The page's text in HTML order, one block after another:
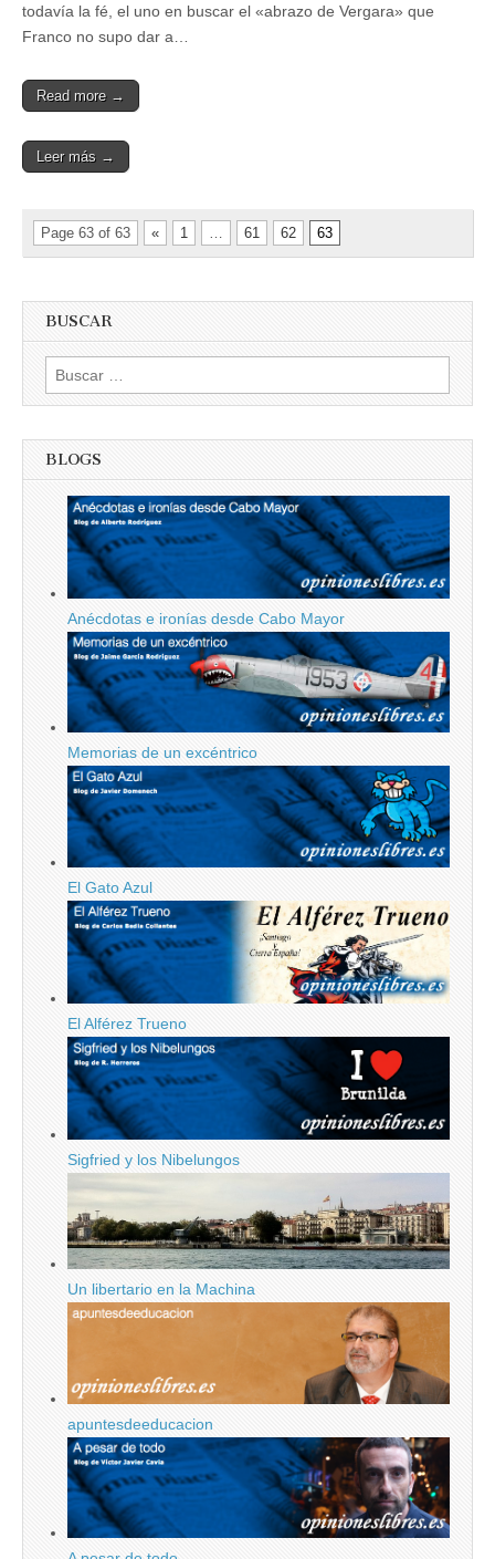
todavía la fé, el uno en buscar el «abrazo de Vergara» que
Franco no supo dar a…
Read more →
Leer más →
Page 63 of 63 « 1 61 62 63
BUSCAR
Buscar:
BLOGS
Anécdotas e ironías desde Cabo Mayor
Memorias de un excéntrico
El Gato Azul
El Alférez Trueno
Sigfried y los Nibelungos
Un libertario en la Machina
apuntesdeeducacion